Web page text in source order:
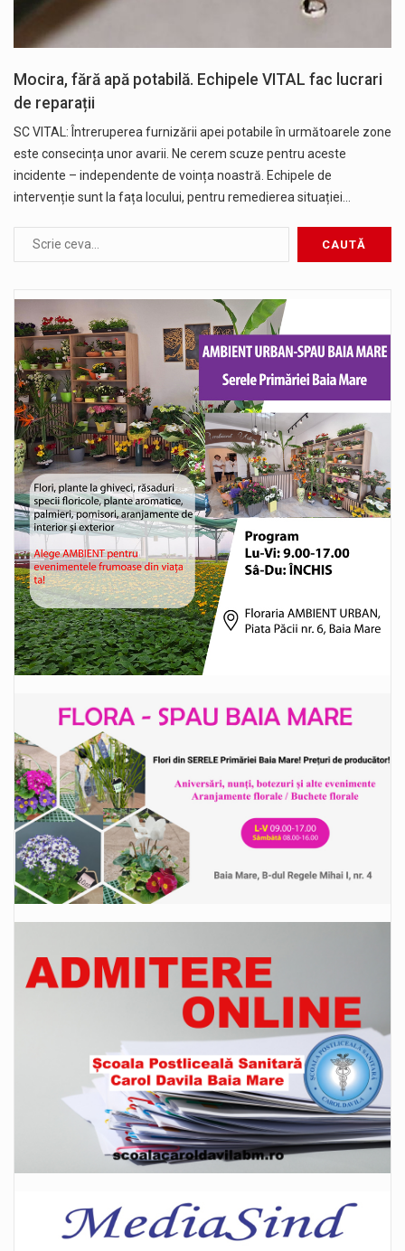
Mocira, fără apă potabilă. Echipele VITAL fac lucrari
de reparații
SC VITAL: Întreruperea furnizării apei potabile în următoarele zone
este consecința unor avarii. Ne cerem scuze pentru aceste
incidente – independente de voința noastră. Echipele de
intervenție sunt la fața locului, pentru remedierea situației…